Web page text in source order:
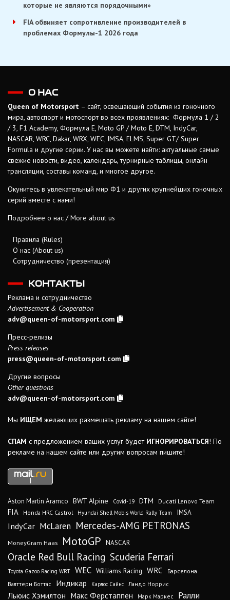
которые не являются порядочными»
FIA обвиняет сопротивление производителей в
проблемах Формулы-1 2026 года
О НАС
Queen of Motorsport – сайт, освещающий события из гоночного
мира, автоспорт и мотоспорт во всех проявлениях: Формула 1 / 2
/ 3, F1 Academy, Формула Е, Moto GP / Moto E, DTM, IndyCar,
NASCAR, WRC, Dakar, WRX, WEC, IMSA, ELMS, Super GT/ Super
Formula и другие серии. У нас вы можете найти: актуальные самые
свежие новости, видео, календарь, турнирные таблицы, онлайн
трансляции, составы команд, и многое другое.
Окунитесь в увлекательный мир Ф1 и других крупнейших гоночных
серий вместе с нами!
Подробнее о нас / More about us
Правила (Rules)
О нас (About us)
Сотрудничество (презентация)
КОНТАКТЫ
Реклама и сотрудничество
Advertisement & Cooperation
adv@queen-of-motorsport.com
Пресс-релизы
Press releases
press@queen-of-motorsport.com
Другие вопросы
Other questions
adv@queen-of-motorsport.com
Мы ИЩЕМ желающих размещать рекламу на нашем сайте!
СПАМ с предложением ваших услуг будет ИГНОРИРОВАТЬСЯ! По
рекламе на нашем сайте или другим вопросам пишите!
Aston Martin Aramco BWT Alpine Covid-19 DTM Ducati Lenovo Team
FIA Honda HRC Castrol Hyundai Shell Mobis World Rally Team IMSA
IndyCar McLaren Mercedes-AMG PETRONAS
MoneyGram Haas MotoGP NASCAR
Oracle Red Bull Racing Scuderia Ferrari
Toyota Gazoo Racing WRT WEC Williams Racing WRC
Барселона
Валттери Боттас
Индикар Карлос Сайнс Ландо Норрис
Льюис Хэмилтон Макс Ферстаппен Марк Маркес Ралли